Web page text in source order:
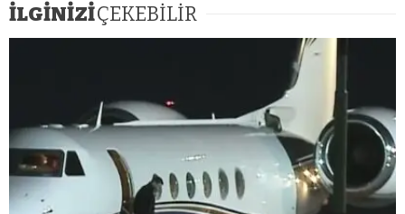
İLGİNİZİÇEKEBİLİR